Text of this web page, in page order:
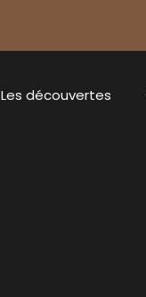
Les découvertes